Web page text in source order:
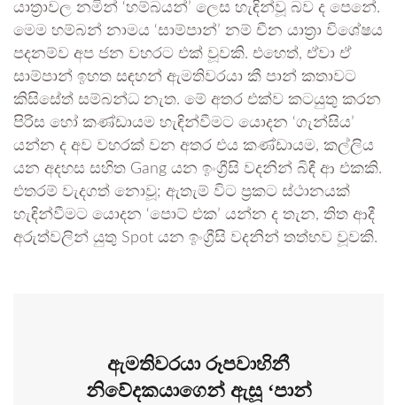
යාත්‍රාවල නමින් ‘හම්බයන්’ ලෙස හැඳින්වූ බව ද පෙනේ.
මෙම හම්බන් නාමය ‘සාම්පාන්’ නම් චීන යාත්‍රා විශේෂය
පදනම්ව අප ජන වහරට එක් වූවකි. එහෙත්, ඒවා ඒ
සාම්පාන් ඉහත සඳහන් ඇමතිවරයා කී පාන් කතාවට
කිසිසේත් සම්බන්ධ නැත. මේ අතර එක්ව කටයුතු කරන
පිරිස හෝ කණ්ඩායම හැඳින්වීමට යොදන ‘ගැන්සිය’
යන්න ද අව වහරක් වන අතර එය කණ්ඩායම, කල්ලිය
යන අදහස සහිත Gang යන ඉංග්‍රීසි වදනින් බිඳී ආ එකකි.
එතරම් වැදගත් නොවූ; ඇතැම් විට ප්‍රකට ස්ථානයක්
හැඳින්වීමට යොදන ‘පොට් එක’ යන්න ද තැන, තිත ආදී
අරුත්වලින් යුතු Spot යන ඉංග්‍රීසි වදනින් තත්භව වූවකි.
ඇමතිවරයා රූපවාහිනී
නිවේදකයාගෙන් ඇසූ ‘පාන්